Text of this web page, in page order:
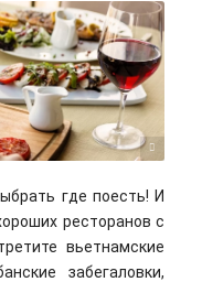
Ibrahimzade/unsplash
где поесть! И
ресторанов с
вьетнамские
забегаловки,